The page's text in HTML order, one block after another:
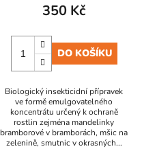
350 Kč
DO KOŠÍKU
Biologický insekticidní přípravek
ve formě emulgovatelného
koncentrátu určený k ochraně
rostlin zejména mandelinky
bramborové v bramborách, mšic na
zelenině, smutnic v okrasných...